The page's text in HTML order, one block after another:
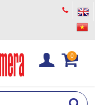
0